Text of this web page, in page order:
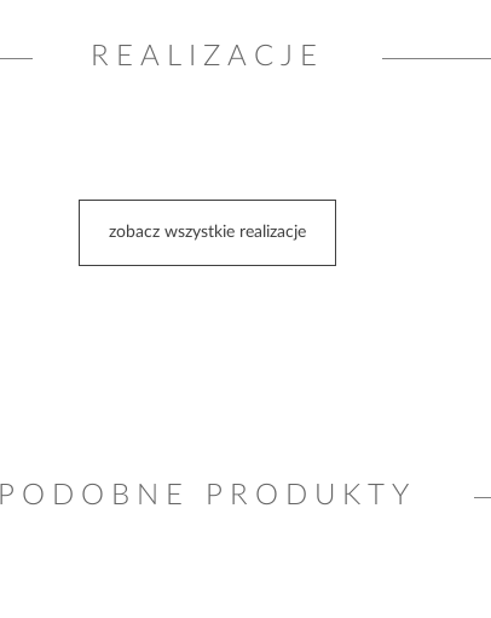
REALIZACJE
zobacz wszystkie realizacje
PODOBNE PRODUKTY